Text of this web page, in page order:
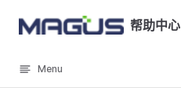
Skip to content 帮助中心
Menu